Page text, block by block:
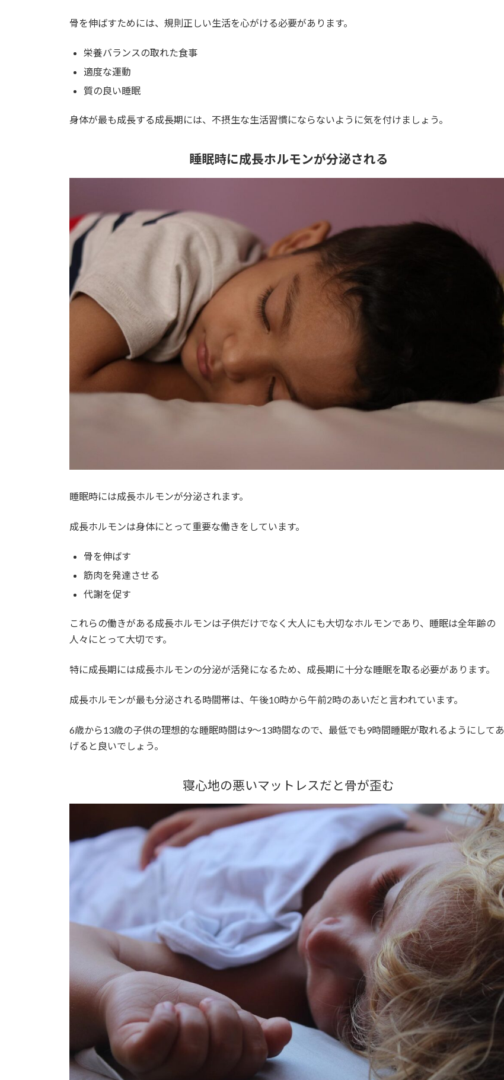
骨を伸ばすためには、規則正しい生活を心がける必要があります。
栄養バランスの取れた食事
適度な運動
質の良い睡眠
身体が最も成長する成長期には、不摂生な生活習慣にならないように気を付けましょう。
睡眠時に成長ホルモンが分泌される
睡眠時には成長ホルモンが分泌されます。
成長ホルモンは身体にとって重要な働きをしています。
骨を伸ばす
筋肉を発達させる
代謝を促す
これらの働きがある成長ホルモンは子供だけでなく大人にも大切なホルモンであり、睡眠は全年齢の
人々にとって大切です。
特に成長期には成長ホルモンの分泌が活発になるため、成長期に十分な睡眠を取る必要があります。
成長ホルモンが最も分泌される時間帯は、午後10時から午前2時のあいだと言われています。
6歳から13歳の子供の理想的な睡眠時間は9～13時間なので、最低でも9時間睡眠が取れるようにしてあ
げると良いでしょう。
寝心地の悪いマットレスだと骨が歪む